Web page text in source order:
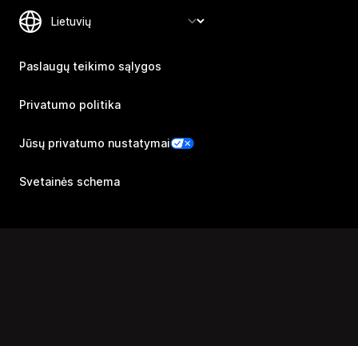
Paslaugų teikimo sąlygos
Privatumo politika
Jūsų privatumo nustatymai
Svetainės schema